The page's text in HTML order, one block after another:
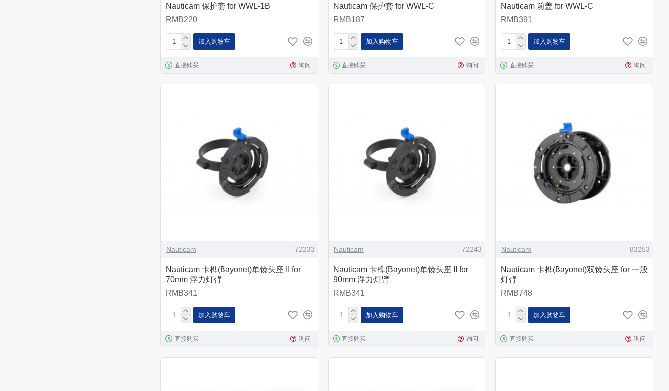
Nauticam 保护套 for WWL-1B
RMB220
加入购物车
直接购买 询问
Nauticam 保护套 for WWL-C
RMB187
加入购物车
直接购买 询问
Nauticam 前盖 for WWL-C
RMB391
加入购物车
直接购买 询问
Nauticam 72233
Nauticam 卡榫(Bayonet)单镜头座 II for
70mm 浮力灯臂
RMB341
加入购物车
直接购买 询问
Nauticam 72243
Nauticam 卡榫(Bayonet)单镜头座 II for
90mm 浮力灯臂
RMB341
加入购物车
直接购买 询问
Nauticam 83253
Nauticam 卡榫(Bayonet)双镜头座 for 一般
灯臂
RMB748
加入购物车
直接购买 询问